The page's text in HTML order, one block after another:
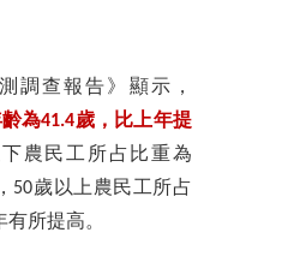
調查報告》顯示，
為41.4歲，比上年提
農民工所占比重為
50歲以上農民工所占
有所提高。